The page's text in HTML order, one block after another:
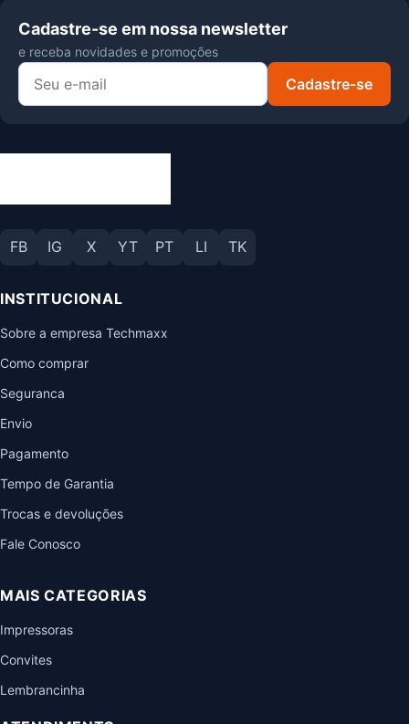
Cadastre-se em nossa newsletter
e receba novidades e promoções
Cadastre-se
FB IG X YT PT LI TK
INSTITUCIONAL
Sobre a empresa Techmaxx
Como comprar
Seguranca
Envio
Pagamento
Tempo de Garantia
Trocas e devoluções
Fale Conosco
MAIS CATEGORIAS
Impressoras
Convites
Lembrancinha